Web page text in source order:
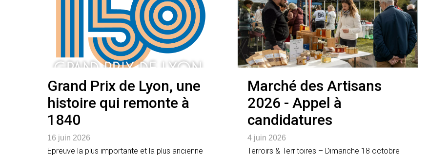
Grand Prix de Lyon, une
histoire qui remonte à
1840
16 juin 2026
Epreuve la plus importante et la plus ancienne
Marché des Artisans
2026 - Appel à
candidatures
4 juin 2026
Terroirs & Territoires – Dimanche 18 octobre